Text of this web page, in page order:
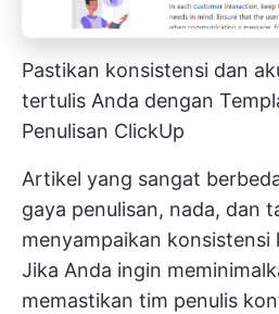
Pastikan konsistensi dan
tertulis Anda dengan
Penulisan ClickUp
Artikel yang sangat
gaya penulisan, nada, dan
menyampaikan konsistensi
Jika Anda ingin
memastikan tim penulis